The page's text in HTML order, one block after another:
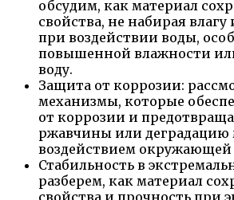
обсудим, как материал
свойства, не набирая
при воздействии воды,
повышенной влажности
воду.
Защита от коррозии:
механизмы, которые
от коррозии и
ржавчины или деградацию
воздействием окружающей
Стабильность в
разберем, как материал
свойства и прочность при